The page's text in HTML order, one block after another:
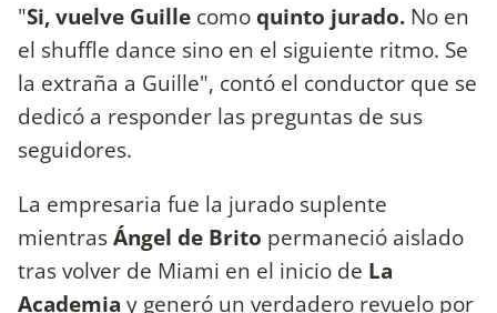
"Si, vuelve Guille comoquinto jurado. No en
el shuffle dance sino en el siguiente ritmo. Se
la extraña a Guille", contó el conductor que se
dedicó a responder las preguntas de sus
seguidores.
La empresaria fue la jurado suplente
mientrasÁngel de Brito permaneció aislado
tras volver de Miami en el inicio de La
Academia y generó un verdadero revuelo por